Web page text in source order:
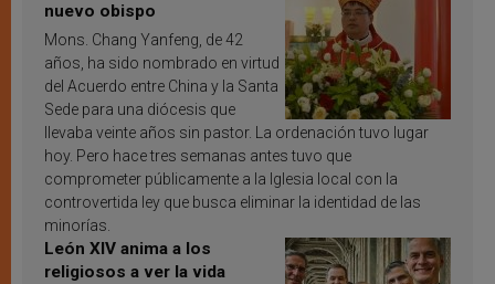
nuevo obispo
Mons. Chang Yanfeng, de 42
años, ha sido nombrado en virtud
del Acuerdo entre China y la Santa
Sede para una diócesis que
llevaba veinte años sin pastor. La ordenación tuvo lugar
hoy. Pero hace tres semanas antes tuvo que
comprometer públicamente a la Iglesia local con la
controvertida ley que busca eliminar la identidad de las
minorías.
León XIV anima a los
religiosos a ver la vida